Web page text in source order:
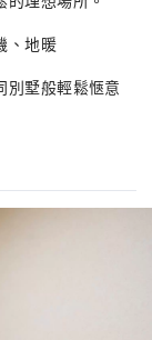
、地暖
別墅般輕鬆愜意